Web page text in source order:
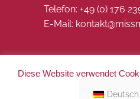
Telefon: +49 (0) 176
E-Mail:
Diese Website verwendet
Deutsch